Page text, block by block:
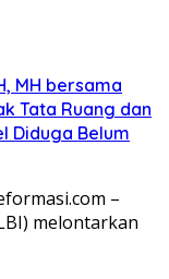
MH bersama
Tata Ruang dan
Diduga Belum
–
melontarkan